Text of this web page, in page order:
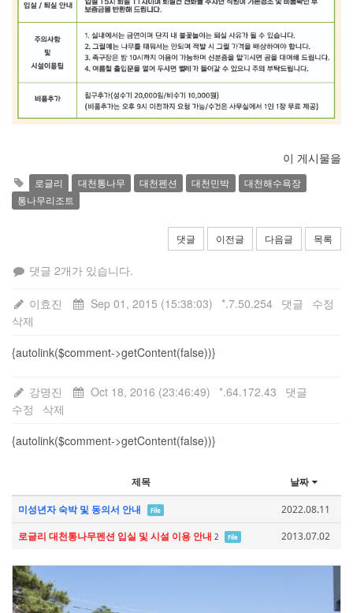
이 게시물을
로글리 대천통나무 대천펜션 대천민박
대천해수욕장
통나무리조트
댓글 이전글 다음글 목록
댓글 2개가 있습니다.
이효진 Sep 01, 2015 (15:38:03) *.7.50.254 댓글
수정
삭제
{autolink($comment->getContent(false))}
강명진 Oct 18, 2016 (23:46:49) *.64.172.43
댓글
수정
삭제
{autolink($comment->getContent(false))}
제목 날짜
미성년자 숙박 및 동의서 안내 File
2022.08.11
로글리 대천통나무펜션 입실 및 시설 이용 안내 2 File 2013.07.02